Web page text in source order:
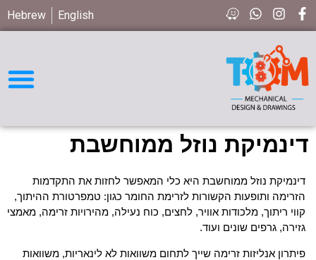
English
Hebrew
דינמיקת נוזל ממוחשבת
דינמיקת נוזל ממוחשבת​ היא כלי המאפשר לחזות את התקדמות
הזרימה ותופעות הקשורות לזרימת החומר כגון: טמפרטורת ההיתוך,
קווי ריתוך, מלכודות אוויר, לחצים, כוח נעילה, מהירויות זרימה, מאמצי
גזירה, גרפים שונים ועוד.
פיתרון אנליזות זרימה שייך לתחום משוואות לא לינאריות, משוואות